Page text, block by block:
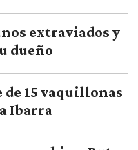
extraviados y
dueño
15 vaquillonas
Ibarra